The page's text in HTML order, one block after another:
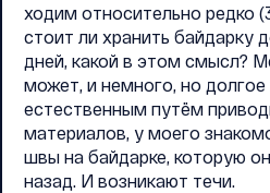
ходим относительно редко
стоит ли хранить байдарку
дней, какой в этом смысл?
может, и немного, но долгое
естественным путём
материалов, у моего
швы на байдарке, которую
назад. И возникают течи.